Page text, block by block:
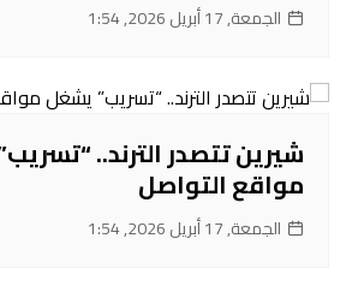
الجمعة, 17 أبريل 2026, 1:54
شيرين تتصدر الترند..
مواقع التواصل
الجمعة, 17 أبريل 2026, 1:54